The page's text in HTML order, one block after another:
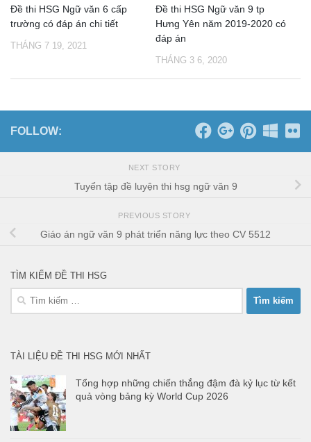
Đề thi HSG Ngữ văn 6 cấp
trường có đáp án chi tiết
THÁNG 7 19, 2021
Đề thi HSG Ngữ văn 9 tp
Hưng Yên năm 2019-2020 có
đáp án
THÁNG 3 6, 2020
FOLLOW:
NEXT STORY
Tuyển tập đề luyện thi hsg ngữ văn 9
PREVIOUS STORY
Giáo án ngữ văn 9 phát triển năng lực theo CV 5512
TÌM KIẾM ĐỀ THI HSG
Tìm
TÀI LIỆU ĐỀ THI HSG MỚI NHẤT
Tổng hợp những chiến thắng đậm đà kỷ lục từ kết
quả vòng bảng kỳ World Cup 2026